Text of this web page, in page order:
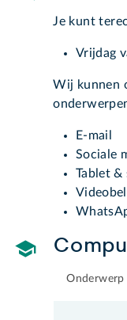
Je kunt
Vrijdag
Wij kunnen
E-mail
Sociale
Tablet &
Onderwerp